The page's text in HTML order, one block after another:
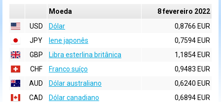
Moeda
8 fevereiro 2022
USD
Dólar
0,8766 EUR
JPY
Iene japonês
0,7594 EUR
GBP
Libra esterlina britânica
1,1854 EUR
CHF
Franco suíço
0,9483 EUR
AUD
Dólar australiano
0,6240 EUR
CAD
Dólar canadiano
0,6894 EUR